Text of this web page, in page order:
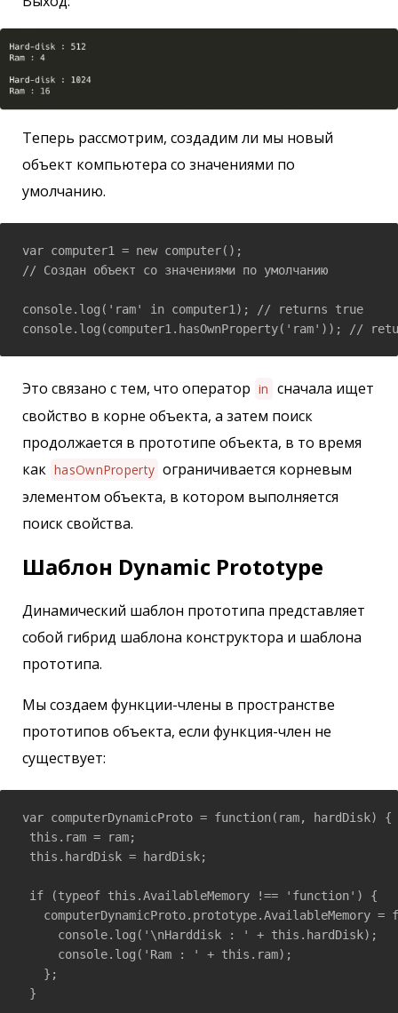
Теперь рассмотрим, создадим ли мы новый
объект компьютера со значениями по
умолчанию.
var computer1 = new computer();
// Создан объект со значениями по умолчанию
console.log('ram' in computer1); // returns true
console.log(computer1.hasOwnProperty('ram')); //
Это связано с тем, что оператор in сначала ищет
свойство в корне объекта, а затем поиск
продолжается в прототипе объекта, в то время
как hasOwnProperty ограничивается корневым
элементом объекта, в котором выполняется
поиск свойства.
Шаблон Dynamic Prototype
Динамический шаблон прототипа представляет
собой гибрид шаблона конструктора и шаблона
прототипа.
Мы создаем функции-члены в пространстве
прототипов объекта, если функция-член не
существует:
var computerDynamicProto = function(ram, hardDisk) {
this.ram = ram;
this.hardDisk = hardDisk;
if (typeof this.AvailableMemory !== 'function') {
computerDynamicProto.prototype.AvailableMemory =
     console.log('\nHarddisk : ' + this.hardDisk);
     console.log('Ram : ' + this.ram);
   };
}